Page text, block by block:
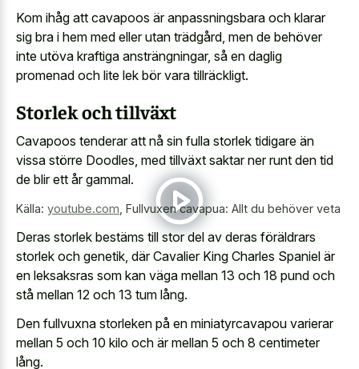
Kom ihåg att cavapoos är anpassningsbara och klarar
sig bra i hem med eller utan trädgård, men de behöver
inte utöva kraftiga ansträngningar, så en daglig
promenad och lite lek bör vara tillräckligt.
Storlek och tillväxt
Cavapoos tenderar att nå sin fulla storlek tidigare än
vissa större Doodles, med tillväxt saktar ner runt den tid
de blir ett år gammal.
Källa: youtube.com, Fullvuxen cavapua: Allt du behöver veta
Deras storlek bestäms till stor del av deras föräldrars
storlek och genetik, där Cavalier King Charles Spaniel är
en leksaksras som kan väga mellan 13 och 18 pund och
stå mellan 12 och 13 tum lång.
Den fullvuxna storleken på en miniatyrcavapou varierar
mellan 5 och 10 kilo och är mellan 5 och 8 centimeter
lång.